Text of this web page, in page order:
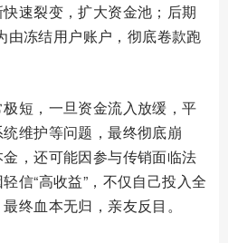
速裂变，扩大资金池；后期
由冻结用户账户，彻底卷款跑
短，一旦资金流入放缓，平
维护等问题，最终彻底崩
，还可能因参与传销面临法
信“高收益”，不仅自己投入全
终血本无归，亲友反目。